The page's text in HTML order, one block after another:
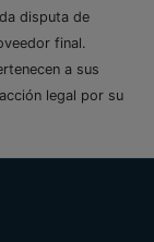
disputa de
final.
a sus
legal por su